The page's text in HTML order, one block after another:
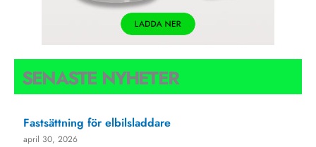
SENASTE NYHETER
Fastsättning för elbilsladdare
april 30, 2026